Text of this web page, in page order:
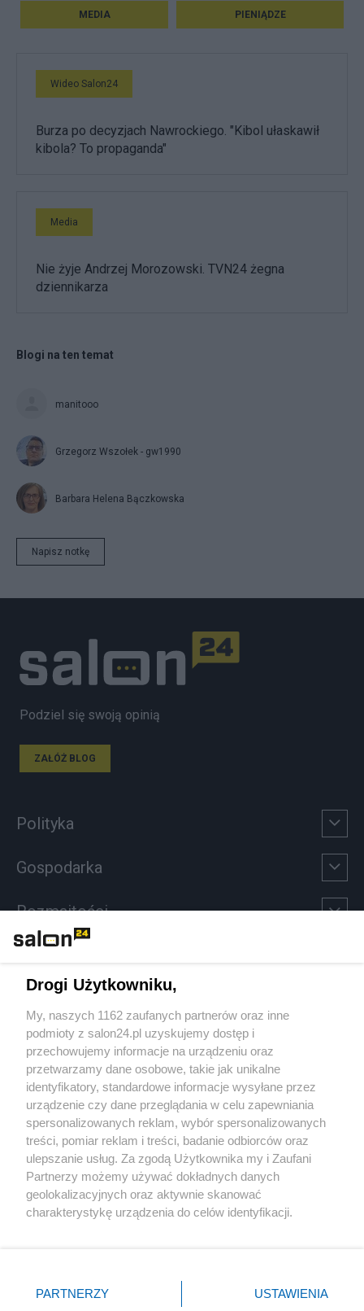
MEDIA PIENIĄDZE
Wideo Salon24
Burza po decyzjach Nawrockiego. "Kibol ułaskawił
kibola? To propaganda"
Media
Nie żyje Andrzej Morozowski. TVN24 żegna
dziennikarza
Blogi na ten temat
manitooo
Grzegorz Wszołek - gw1990
Barbara Helena Bączkowska
Napisz notkę
Podziel się swoją opinią
ZAŁÓŻ BLOG
Polityka
Gospodarka
Rozmaitości
Sport
Społeczeństwo
Kultura
X Facebook Instagram Youtube
Drogi Użytkowniku,
My, naszych 1162 zaufanych partnerów oraz inne
podmioty z salon24.pl uzyskujemy dostęp i
przechowujemy informacje na urządzeniu oraz
przetwarzamy dane osobowe, takie jak unikalne
identyfikatory, standardowe informacje wysyłane przez
urządzenie czy dane przeglądania w celu zapewniania
spersonalizowanych reklam, wybór spersonalizowanych
treści, pomiar reklam i treści, badanie odbiorców oraz
ulepszanie usług. Za zgodą Użytkownika my i Zaufani
Partnerzy możemy używać dokładnych danych
geolokalizacyjnych oraz aktywnie skanować
charakterystykę urządzenia do celów identyfikacji.
zmienić/wycofać klikając przycisk ustawień prywatności
znajdujący się w lewym dolnym rogu strony
PARTNERZY USTAWIENIA